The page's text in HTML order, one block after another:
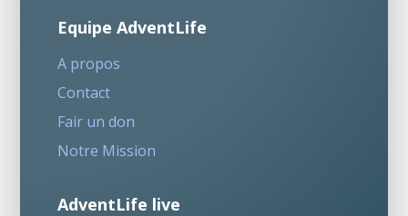
Equipe AdventLife
A propos
Contact
Fair un don
Notre Mission
AdventLife live